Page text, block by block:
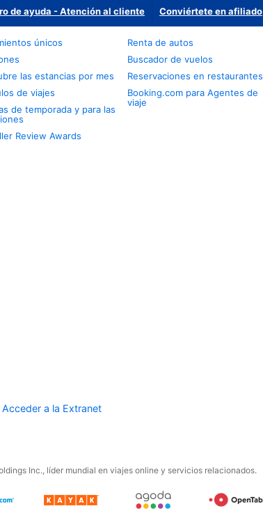
de ayuda - Atención al cliente Conviértete en afiliado
únicos
las estancias por mes
de viajes
de temporada y para las
Review Awards
Renta de autos
Buscador de vuelos
Reservaciones en restaurantes
Booking.com para Agentes de
viaje
Acceder a la Extranet
Inc., líder mundial en viajes online y servicios relacionados.